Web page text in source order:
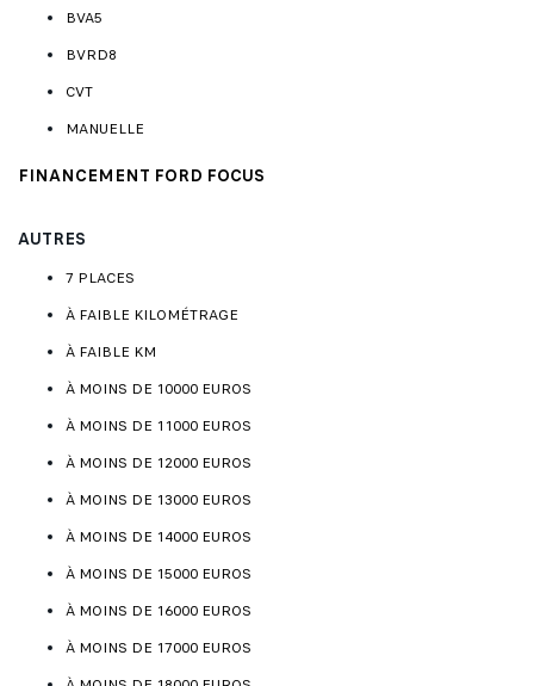
BVA5
BVRD8
CVT
MANUELLE
FINANCEMENT FORD FOCUS
AUTRES
7 PLACES
À FAIBLE KILOMÉTRAGE
À FAIBLE KM
À MOINS DE 10000 EUROS
À MOINS DE 11000 EUROS
À MOINS DE 12000 EUROS
À MOINS DE 13000 EUROS
À MOINS DE 14000 EUROS
À MOINS DE 15000 EUROS
À MOINS DE 16000 EUROS
À MOINS DE 17000 EUROS